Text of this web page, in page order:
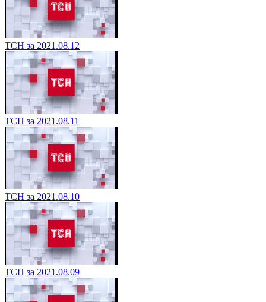
ТСН за 2021.08.12
ТСН за 2021.08.11
ТСН за 2021.08.10
ТСН за 2021.08.09